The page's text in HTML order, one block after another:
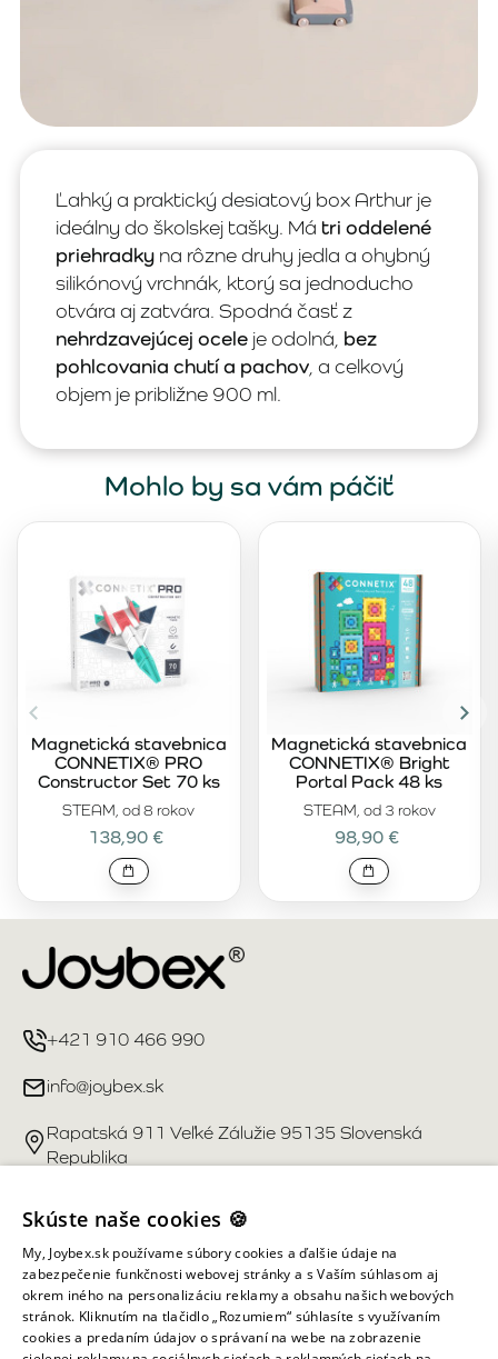
Ľahký a praktický desiatový box Arthur je
ideálny do školskej tašky. Má tri oddelené
priehradky na rôzne druhy jedla a ohybný
silikónový vrchnák, ktorý sa jednoducho
otvára aj zatvára. Spodná časť z
nehrdzavejúcej ocele je odolná, bez
pohlcovania chutí a pachov , a celkový
objem je približne 900 ml.
Mohlo by sa vám páčiť
STEAM, od 8 rokov
Magnetická stavebnica
CONNETIX® PRO
Constructor Set 70 ks
138,90 €
STEAM, od 3 rokov
Magnetická stavebnica
CONNETIX® Bright
Portal Pack 48 ks
98,90 €
+421 910 466 990
info@joybex.sk
Rapatská 911 Veľké Zálužie 95135 Slovenská
Republika
Užitočné odkazy
Účet
Informácie obchodu
Skúste naše cookies 🍪
My, Joybex.sk používame súbory cookies a ďalšie údaje na
zabezpečenie funkčnosti webovej stránky a s Vaším súhlasom aj
okrem iného na personalizáciu reklamy a obsahu našich webových
stránok. Kliknutím na tlačidlo „Rozumiem“ súhlasíte s využívaním
cookies a predaním údajov o správaní na webe na zobrazenie